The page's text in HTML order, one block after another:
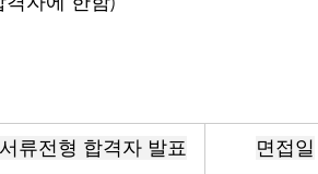
서류전형 합격자 발표 면접일